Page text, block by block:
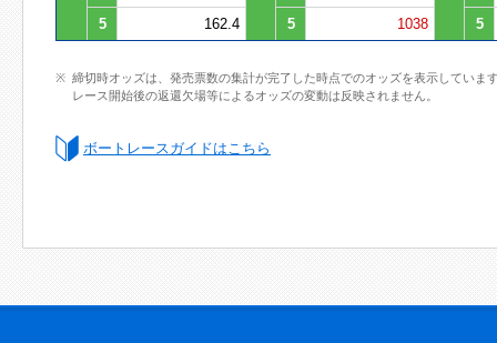
5
162.4 5 1038 5
締切時オッズは、発売票数の集計が完了した時点でのオッズを表示していま
レース開始後の返還欠場等によるオッズの変動は反映されません。
ボートレースガイドはこちら